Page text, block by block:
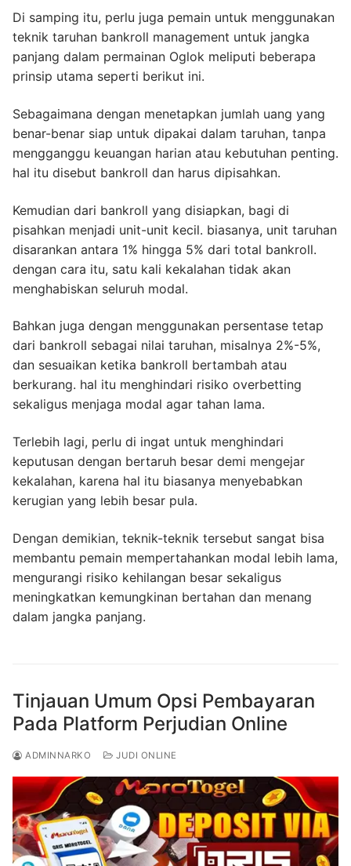
Di samping itu, perlu juga pemain untuk menggunakan
teknik taruhan bankroll management untuk jangka
panjang dalam permainan Oglok meliputi beberapa
prinsip utama seperti berikut ini.
Sebagaimana dengan menetapkan jumlah uang yang
benar-benar siap untuk dipakai dalam taruhan, tanpa
mengganggu keuangan harian atau kebutuhan penting.
hal itu disebut bankroll dan harus dipisahkan.
Kemudian dari bankroll yang disiapkan, bagi di
pisahkan menjadi unit-unit kecil. biasanya, unit taruhan
disarankan antara 1% hingga 5% dari total bankroll.
dengan cara itu, satu kali kekalahan tidak akan
menghabiskan seluruh modal.
Bahkan juga dengan menggunakan persentase tetap
dari bankroll sebagai nilai taruhan, misalnya 2%-5%,
dan sesuaikan ketika bankroll bertambah atau
berkurang. hal itu menghindari risiko overbetting
sekaligus menjaga modal agar tahan lama.
Terlebih lagi, perlu di ingat untuk menghindari
keputusan dengan bertaruh besar demi mengejar
kekalahan, karena hal itu biasanya menyebabkan
kerugian yang lebih besar pula.
Dengan demikian, teknik-teknik tersebut sangat bisa
membantu pemain mempertahankan modal lebih lama,
mengurangi risiko kehilangan besar sekaligus
meningkatkan kemungkinan bertahan dan menang
dalam jangka panjang.
Tinjauan Umum Opsi Pembayaran
Pada Platform Perjudian Online
ADMINNARKO JUDI ONLINE